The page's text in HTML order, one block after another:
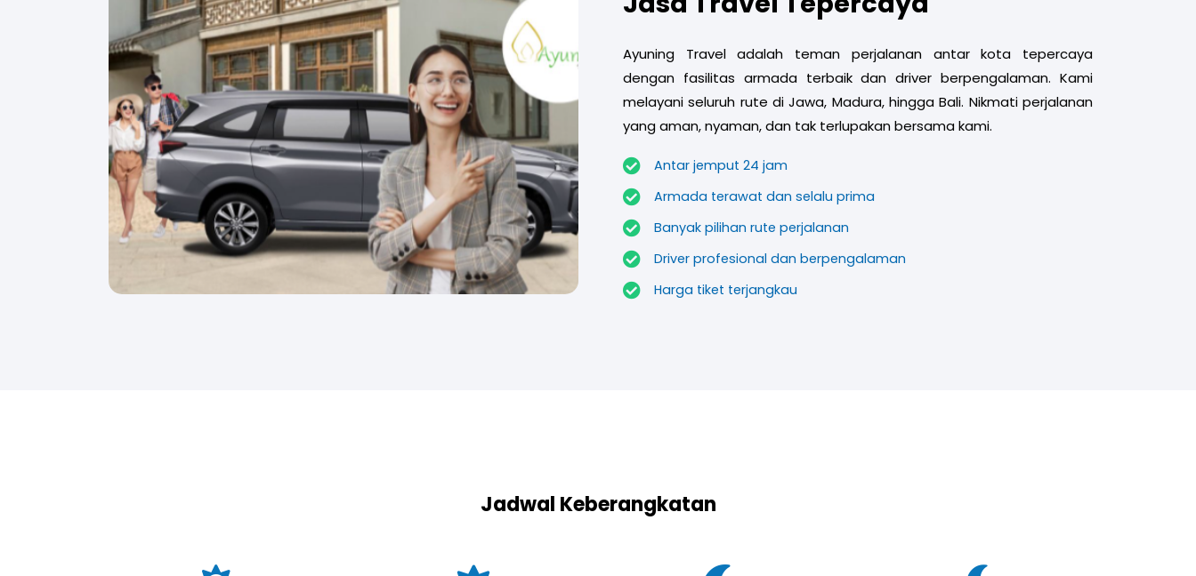
Ayuning Travel adalah teman perjalanan antar kota tepercaya
dengan fasilitas armada terbaik dan driver berpengalaman. Kami
melayani seluruh rute di Jawa, Madura, hingga Bali. Nikmati perjalanan
yang aman, nyaman, dan tak terlupakan bersama kami.
Antar jemput 24 jam
Armada terawat dan selalu prima
Banyak pilihan rute perjalanan
Driver profesional dan berpengalaman
Harga tiket terjangkau
Jadwal Keberangkatan